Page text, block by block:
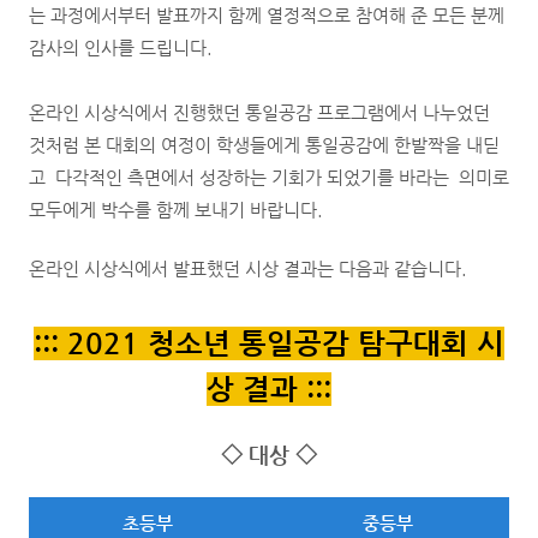
는 과정에서부터 발표까지 함께 열정적으로 참여해 준 모든 분께
감사의 인사를 드립니다.
온라인 시상식에서 진행했던 통일공감 프로그램에서 나누었던
것처럼 본 대회의 여정이 학생들에게 통일공감에 한발짝을 내딛
고 다각적인 측면에서 성장하는 기회가 되었기를 바라는 의미로
모두에게 박수를 함께 보내기 바랍니다.
온라인 시상식에서 발표했던 시상 결과는 다음과 같습니다.
::: 2021 청소년 통일공감 탐구대회 시
상 결과 :::
◇ 대상 ◇
초등부 중등부